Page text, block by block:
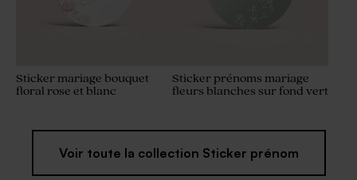
Sticker mariage bouquet
floral rose et blanc
Sticker prénoms mariage
fleurs blanches sur fond vert
Voir toute la collection Sticker prénom